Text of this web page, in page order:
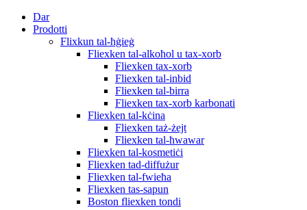
Dar
Prodotti
Flixkun tal-ħġieġ
Fliexken tal-alkoħol u tax-xorb
Fliexken tax-xorb
Fliexken tal-inbid
Fliexken tal-birra
Fliexken tax-xorb karbonati
Fliexken tal-kċina
Fliexken taż-żejt
Fliexken tal-ħwawar
Fliexken tal-kosmetiċi
Fliexken tad-diffużur
Fliexken tal-fwieħa
Fliexken tas-sapun
Boston fliexken tondi